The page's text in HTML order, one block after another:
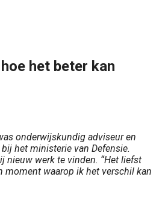
het beter kan
onderwijskundig adviseur en
het ministerie van Defensie.
nieuw werk te vinden. “Het liefst
moment waarop ik het verschil kan